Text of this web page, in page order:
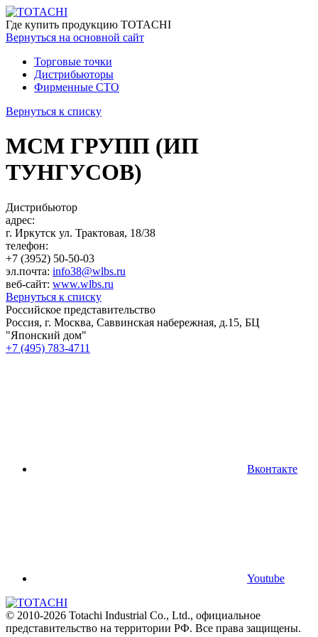
Где купить продукцию TOTACHI
Вернуться на основной сайт
Торговые точки
Дистрибьюторы
Фирменные СТО
Вернуться к списку
МСМ ГРУПП (ИП
ТУНГУСОВ)
Дистрибьютор
адрес:
г. Иркутск ул. Трактовая, 18/38
телефон:
+7 (3952) 50-50-03
эл.почта: info38@wlbs.ru
веб-сайт: www.wlbs.ru
Вернуться к списку
Российское представительство
Россия, г. Москва, Саввинская набережная, д.15, БЦ
"Японский дом"
+7 (495) 783-4711
Вконтакте
Youtube
© 2010-2026 Totachi Industrial Co., Ltd., официальное
представительство на территории РФ. Все права защищены.